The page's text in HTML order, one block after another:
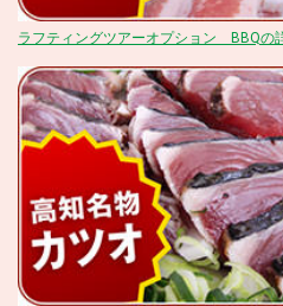
ラフティングツアーオプション BBQの